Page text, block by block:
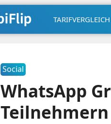
TARIFVERGLEICH
Social
WhatsApp
Teilnehmern